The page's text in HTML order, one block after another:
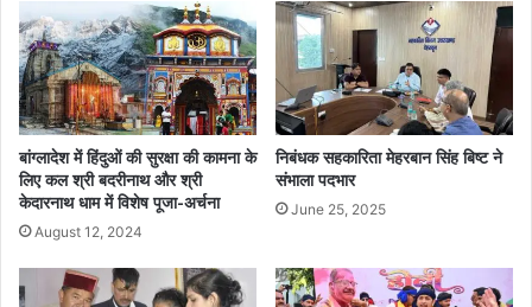
बांग्लादेश में हिंदुओं की सुरक्षा की कामना के
लिए कल श्री बदरीनाथ और श्री
केदारनाथ धाम में विशेष पूजा-अर्चना
August 12, 2024
निबंधक सहकारिता मेहरबान सिंह बिष्ट ने
संभाला पदभार
June 25, 2025